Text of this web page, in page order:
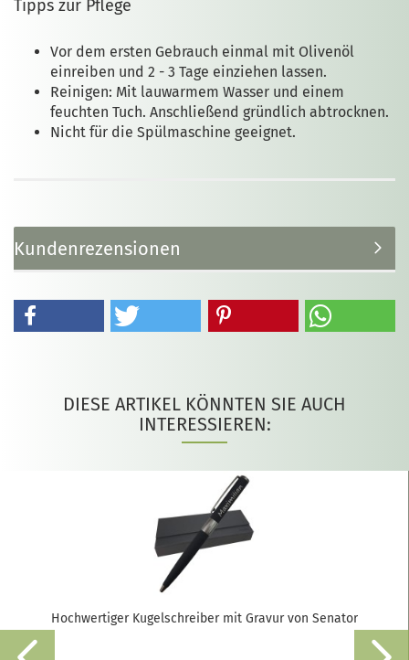
Tipps zur Pflege
Vor dem ersten Gebrauch einmal mit Olivenöl
einreiben und 2 - 3 Tage einziehen lassen.
Reinigen: Mit lauwarmem Wasser und einem
feuchten Tuch. Anschließend gründlich abtrocknen.
Nicht für die Spülmaschine geeignet.
Kundenrezensionen
DIESE ARTIKEL KÖNNTEN SIE AUCH
INTERESSIEREN:
Hochwertiger Kugelschreiber mit Gravur von Senator